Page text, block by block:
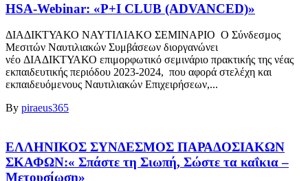
HSA-Webinar: «P+I CLUB (ADVANCED)»
ΔΙΑΔΙΚΤΥΑΚΟ ΝΑΥΤΙΛΙΑΚO ΣΕΜΙΝΑΡΙO Ο Σύνδεσμος
Μεσιτών Ναυτιλιακών Συμβάσεων διοργανώνει
νέο ΔΙΑΔΙΚΤΥΑΚΟ επιμορφωτικό σεμινάριο πρακτικής της νέας
εκπαιδευτικής περιόδου 2023-2024, που αφορά στελέχη και
εκπαιδευόμενους Ναυτιλιακών Επιχειρήσεων,...
By piraeus365
ΕΛΛΗΝΙΚΟΣ ΣΥΝΔΕΣΜΟΣ ΠΑΡΑΔΟΣΙΑΚΩΝ
ΣΚΑΦΩΝ:« Σπάστε τη Σιωπή, Σώστε τα καΐκια –
Μετουσίωση»